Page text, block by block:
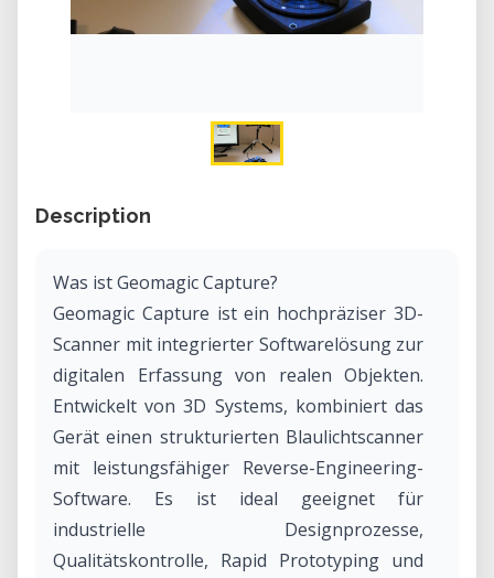
Description
Was ist Geomagic Capture?
Geomagic Capture ist ein hochpräziser 3D-
Scanner mit integrierter Softwarelösung zur
digitalen Erfassung von realen Objekten.
Entwickelt von 3D Systems, kombiniert das
Gerät einen strukturierten Blaulichtscanner
mit leistungsfähiger Reverse-Engineering-
Software. Es ist ideal geeignet für
industrielle Designprozesse,
Qualitätskontrolle, Rapid Prototyping und